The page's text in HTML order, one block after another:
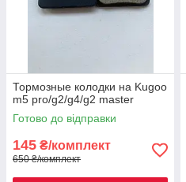
Тормозные колодки на Kugoo
m5 pro/g2/g4/g2 master
Готово до відправки
145 ₴/комплект
650 ₴/комплект